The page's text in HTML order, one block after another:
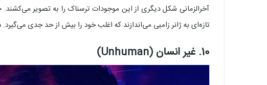
آخرالزمانی شکل دیگری از این موجودات ترسناک را به تصویر می‌کشند.
تازه‌ای به ژانر زامبی می‌اندازند که اغلب خود را بیش از حد جدی می‌گیرد. در ادامه 10 فیلم کمدی برتر درباره زامبی‌ها را نام
10. غیر انسان (Unhuman)